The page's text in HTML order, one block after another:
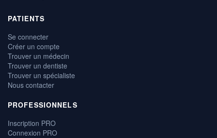
PATIENTS
Se connecter
Créer un compte
Trouver un médecin
Trouver un dentiste
Trouver un spécialiste
Nous contacter
PROFESSIONNELS
Inscription PRO
Connexion PRO